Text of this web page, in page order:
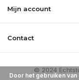
Mijn account
Contact
Door het gebruiken